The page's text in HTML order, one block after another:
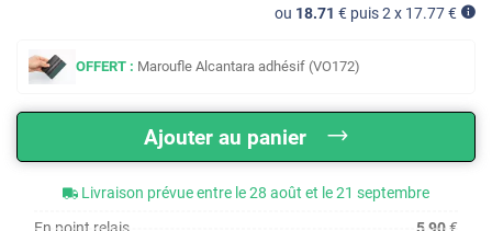
ou 18.71 € puis 2 x 17.77€
OFFERT : Maroufle Alcantara adhésif (VO172)
Ajouter au panier
Livraison prévue entre le 28 août et le 21 septembre
En point relais
5,90€